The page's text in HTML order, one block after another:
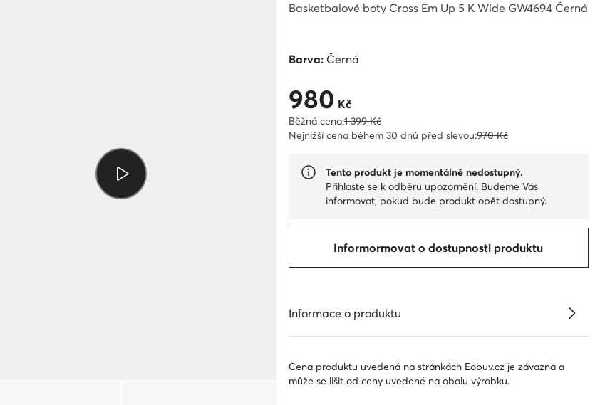
Basketbalové boty Cross Em Up 5 K Wide GW4694 Černá
Barva:Černá
Aktuální cena 980 Kč
980 Kč
Běžná cena:1 399 Kč
Nejnižší cena během 30 dnů před slevou:970 Kč
Tento produkt je momentálně nedostupný.
Přihlaste se k odběru upozornění. Budeme Vás
informovat, pokud bude produkt opět dostupný.
Informormovat o dostupnosti produktu
Informace o produktu
Cena produktu uvedená na stránkách Eobuv.cz je závazná a
může se lišit od ceny uvedené na obalu výrobku.